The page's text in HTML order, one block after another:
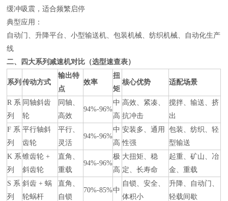
缓冲吸震，适合频繁启停
典型应用：
自动门、升降平台、小型输送机、包装机械、纺织机械、自动化生产
线
二、四大系列减速机对比（选型速查表）
系列 传动方式
输出特
点
效率
扭
矩
核心优势 适配场景
R 系
列
同轴斜齿
轮
同轴、
高效
94%-96%
中
高
高效、紧凑、
抗冲击
搅拌、输送、挤
出
F 系
列
平行轴斜
齿轮
平行、
灵活
94%-96%
中
高
安装多、通用
性强
包装、纺织、轻
型输送
K 系
列
锥齿轮 +
斜齿轮
直角、
重载
94%-96%
极
高
大扭矩、稳
定、长寿命
起重、矿山、冶
金、重载
S 系
列
斜齿 + 蜗
轮蜗杆
直角、
自锁
70%-85%中
自锁、安全、
体积小
升降、自动门、
轻载间歇